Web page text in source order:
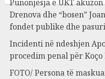
Punonjësja e UKT
Drenova dhe “bosen”
fondet publike dhe
Incidenti në ndeshjen
procedim penal për
FOTO/ Persona të